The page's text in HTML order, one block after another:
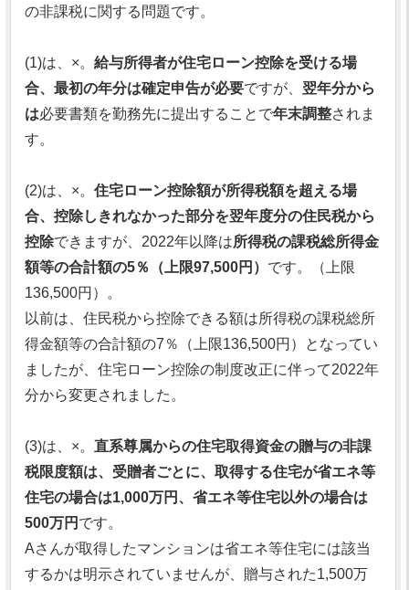
の非課税に関する問題です。
(1)は、×。 給与所得者が住宅ローン控除を受ける場
合、最初の年分は確定申告が必要ですが、 翌年分から
は必要書類を勤務先に提出することで年末調整されま
す。
(2)は、×。 住宅ローン控除額が所得税額を超える場
合、控除しきれなかった部分を翌年度分の住民税から
控除できますが、2022年以降は所得税の課税総所得金
額等の合計額の5％（上限97,500円） です。（上限
136,500円）。
以前は、住民税から控除できる額は所得税の課税総所
得金額等の合計額の7％（上限136,500円）となってい
ましたが、住宅ローン控除の制度改正に伴って2022年
分から変更されました。
(3)は、×。 直系尊属からの住宅取得資金の贈与の非課
税限度額は、受贈者ごとに、取得する住宅が省エネ等
住宅の場合は1,000万円、省エネ等住宅以外の場合は
500万円 です。
Aさんが取得したマンションは省エネ等住宅には該当
するかは明示されていませんが、贈与された1,500万